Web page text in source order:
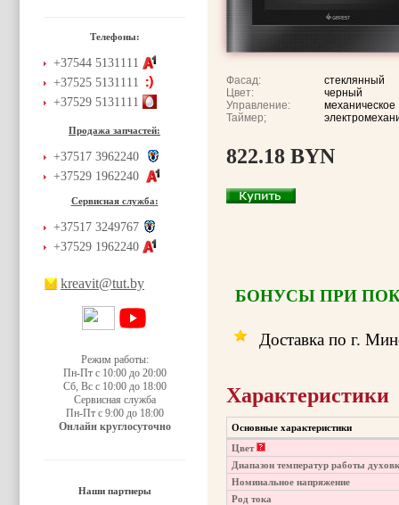
Фасад:
стеклянный
Цвет:
черный
Управление:
механическое
Таймер;
822.18 BYN
БОНУСЫ ПРИ
Доставка по г.
Характеристики
Основные характеристики
Цвет
Диапазон температур работы
Номинальное напряжение
Род тока
Телефоны:
+37544 5131111
+37525 5131111
+37529 5131111
Продажа запчастей:
+37517 3962240
+37529 1962240
Сервисная служба:
+37517 3249767
+37529 1962240
kreavit@tut.by
Режим работы:
Пн-Пт с 10:00 до 20:00
Сб, Вс с 10:00 до 18:00
Сервисная служба
Пн-Пт с 9:00 до 18:00
Онлайн круглосуточно
Наши партнеры